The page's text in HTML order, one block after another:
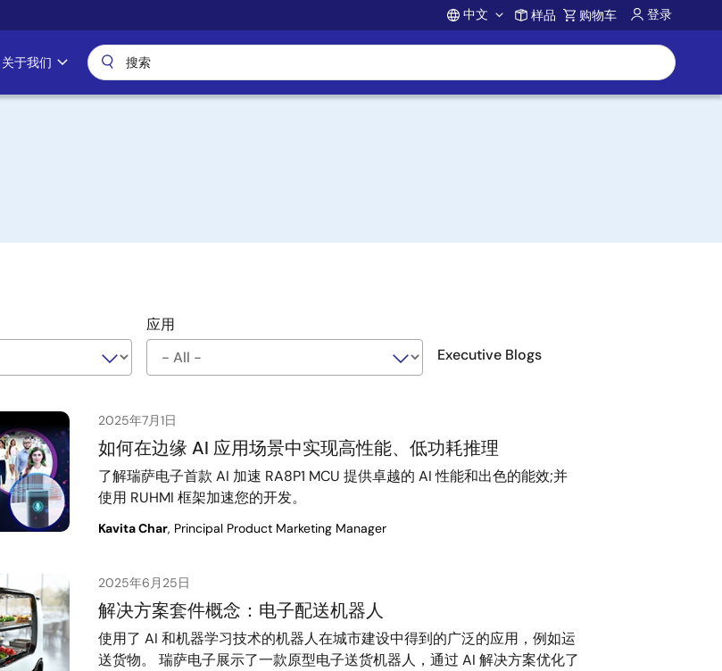
Account
中文 样品 购物车 登录
关于我们
应用
Executive Blogs
2025年7月1日
如何在边缘 AI 应用场景中实现高性能、低功耗推理
了解瑞萨电子首款 AI 加速 RA8P1 MCU 提供卓越的 AI 性能和出色的能效;并
使用 RUHMI 框架加速您的开发。
Kavita Char, Principal Product Marketing Manager
2025年6月25日
解决方案套件概念：电子配送机器人
使用了 AI 和机器学习技术的机器人在城市建设中得到的广泛的应用，例如运
送货物。 瑞萨电子展示了一款原型电子送货机器人，通过 AI 解决方案优化了